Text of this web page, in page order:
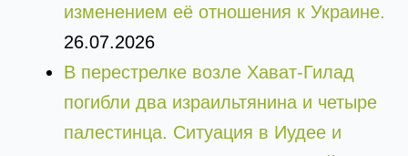
изменением её отношения к Украине.
26.07.2026
В перестрелке возле Хават-Гилад
погибли два израильтянина и четыре
палестинца. Ситуация в Иудее и